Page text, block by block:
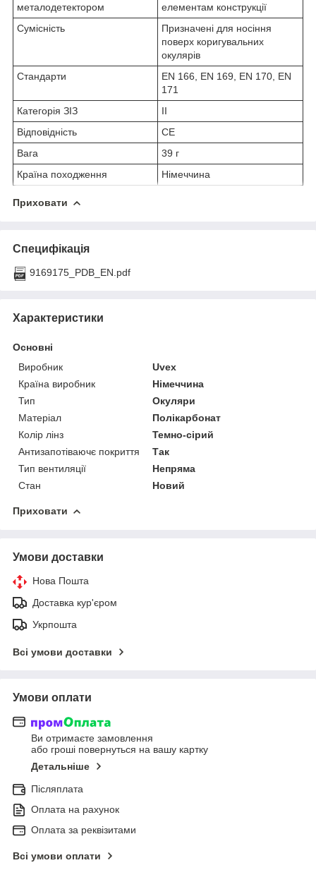
металодетектором
елементам конструкції
Сумісність
Призначені для носіння
поверх коригувальних
окулярів
Стандарти
EN 166, EN 169, EN 170, EN
171
Категорія ЗІЗ
II
Відповідність
CE
Вага
39 г
Країна походження
Німеччина
Приховати
Специфікація
9169175_PDB_EN.pdf
Характеристики
Основні
Виробник
Uvex
Країна виробник
Німеччина
Тип
Окуляри
Матеріал
Полікарбонат
Колір лінз
Темно-сірий
Антизапотіваючє покриття
Так
Тип вентиляції
Непряма
Стан
Новий
Приховати
Умови доставки
Нова Пошта
Доставка кур'єром
Укрпошта
Всі умови доставки
Умови оплати
Ви отримаєте замовлення
або гроші повернуться на вашу картку
Детальніше
Післяплата
Оплата на рахунок
Оплата за реквізитами
Всі умови оплати